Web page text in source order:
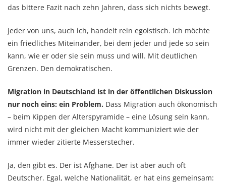
das bittere Fazit nach zehn Jahren, dass sich nichts bewegt.
Jeder von uns, auch ich, handelt rein egoistisch. Ich möchte
ein friedliches Miteinander, bei dem jeder und jede so sein
kann, wie er oder sie sein muss und will. Mit deutlichen
Grenzen. Den demokratischen.
Migration in Deutschland ist in der öffentlichen Diskussion
nur noch eins: ein Problem. Dass Migration auch ökonomisch
– beim Kippen der Alterspyramide – eine Lösung sein kann,
wird nicht mit der gleichen Macht kommuniziert wie der
immer wieder zitierte Messerstecher.
Ja, den gibt es. Der ist Afghane. Der ist aber auch oft
Deutscher. Egal, welche Nationalität, er hat eins gemeinsam: